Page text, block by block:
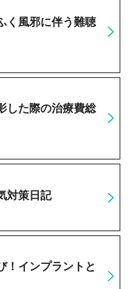
く風邪に伴う難聴
した際の治療費総
対策日記
！インプラントと